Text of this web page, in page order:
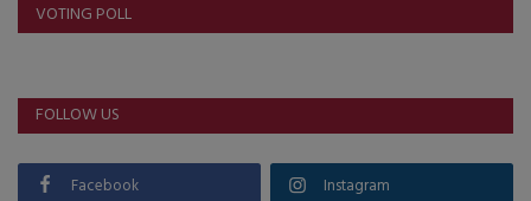
VOTING POLL
FOLLOW US
Facebook Instagram